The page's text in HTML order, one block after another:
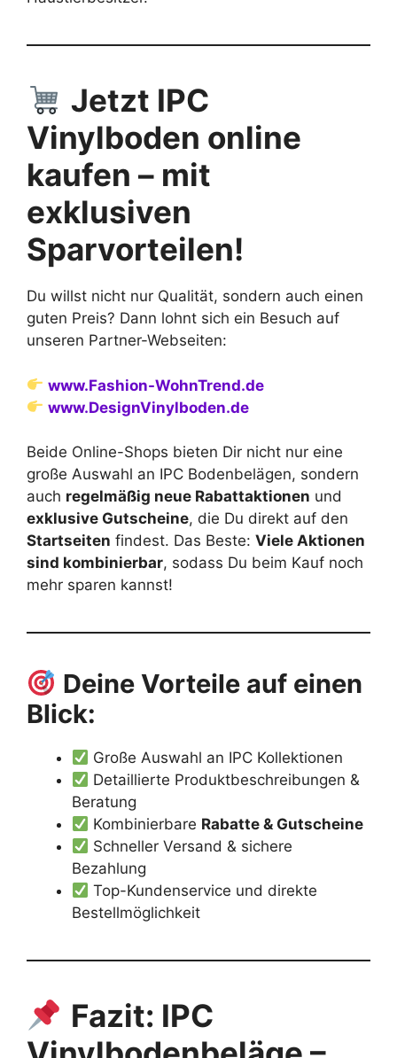
Jetzt IPC
Vinylboden online
kaufen – mit
exklusiven
Sparvorteilen!
Du willst nicht nur Qualität, sondern auch einen
guten Preis? Dann lohnt sich ein Besuch auf
unseren Partner-Webseiten:
www.Fashion-WohnTrend.de
www.DesignVinylboden.de
Beide Online-Shops bieten Dir nicht nur eine
große Auswahl an IPC Bodenbelägen, sondern
auch regelmäßig neue Rabattaktionen und
exklusive Gutscheine, die Du direkt auf den
Startseiten findest. Das Beste: Viele Aktionen
sind kombinierbar, sodass Du beim Kauf noch
mehr sparen kannst!
Deine Vorteile auf einen
Blick:
Große Auswahl an IPC Kollektionen
Detaillierte Produktbeschreibungen &
Beratung
Kombinierbare Rabatte & Gutscheine
Schneller Versand & sichere
Bezahlung
Top-Kundenservice und direkte
Bestellmöglichkeit
Fazit: IPC